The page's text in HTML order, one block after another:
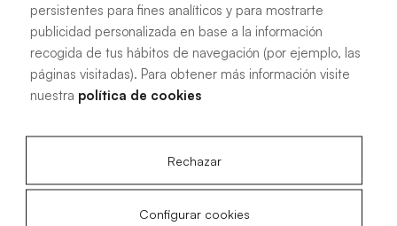
Installationshandbuch für Akron®
Duschwannen
4.15 MB|PDF
persistentes para fines analíticos y para mostrarte
publicidad personalizada en base a la información
recogida de tus hábitos de navegación (por ejemplo, las
páginas visitadas). Para obtener más información visite
nuestra política de cookies
Rechazar
Configurar cookies